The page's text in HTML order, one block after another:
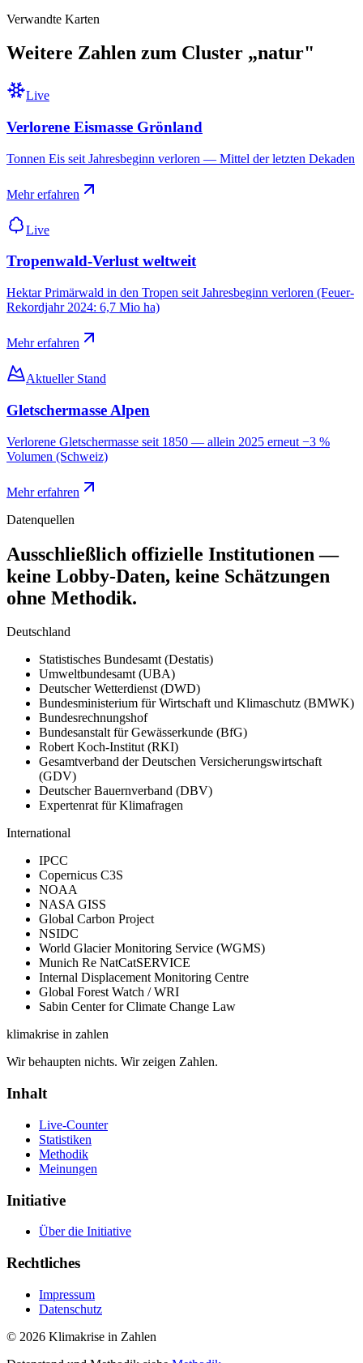
Verwandte Karten
Weitere Zahlen zum Cluster „natur"
Live
Verlorene Eismasse Grönland
Tonnen Eis seit Jahresbeginn verloren — Mittel der letzten Dekaden
Mehr erfahren
Live
Tropenwald-Verlust weltweit
Hektar Primärwald in den Tropen seit Jahresbeginn verloren (Feuer-
Rekordjahr 2024: 6,7 Mio ha)
Mehr erfahren
Aktueller Stand
Gletschermasse Alpen
Verlorene Gletschermasse seit 1850 — allein 2025 erneut −3 %
Volumen (Schweiz)
Mehr erfahren
Datenquellen
Ausschließlich offizielle Institutionen —
keine Lobby-Daten, keine Schätzungen
ohne Methodik.
Deutschland
Statistisches Bundesamt (Destatis)
Umweltbundesamt (UBA)
Deutscher Wetterdienst (DWD)
Bundesministerium für Wirtschaft und Klimaschutz (BMWK)
Bundesrechnungshof
Bundesanstalt für Gewässerkunde (BfG)
Robert Koch-Institut (RKI)
Gesamtverband der Deutschen Versicherungswirtschaft
(GDV)
Deutscher Bauernverband (DBV)
Expertenrat für Klimafragen
International
IPCC
Copernicus C3S
NOAA
NASA GISS
Global Carbon Project
NSIDC
World Glacier Monitoring Service (WGMS)
Munich Re NatCatSERVICE
Internal Displacement Monitoring Centre
Global Forest Watch / WRI
Sabin Center for Climate Change Law
klimakrise in zahlen
Wir behaupten nichts. Wir zeigen Zahlen.
Inhalt
Live-Counter
Statistiken
Methodik
Meinungen
Initiative
Über die Initiative
Rechtliches
Impressum
Datenschutz
© 2026 Klimakrise in Zahlen